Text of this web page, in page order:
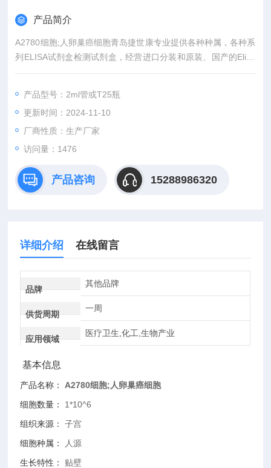
产品简介
A2780细胞;人卵巢癌细胞青岛捷世康专业提供各种种属，各种系
列ELISA试剂盒检测试剂盒，经营进口分装和原装、国产的Elisa
试剂盒，*，技术严格，无效果退款退货。购买均有积分相赠（同
产品型号：2ml管或T25瓶
更新时间：2024-11-10
厂商性质：生产厂家
访问量：1476
产品咨询 15288986320
详细介绍 在线留言
品牌
其他品牌
供货周期
一周
应用领域
医疗卫生,化工,生物产业
基本信息
产品名称：
A2780细胞;人卵巢癌细胞
细胞数量：
1*10^6
组织来源：
子宫
细胞种属：
人源
生长特性：
贴壁